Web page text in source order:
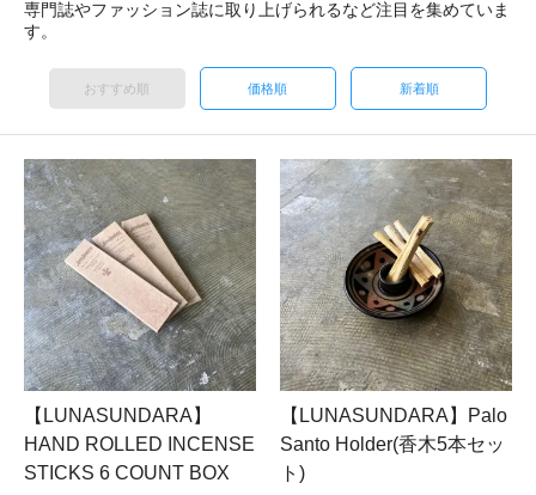
専門誌やファッション誌に取り上げられるなど注目を集めていま
す。
おすすめ順 価格順 新着順
【LUNASUNDARA】
HAND ROLLED INCENSE
STICKS 6 COUNT BOX
【LUNASUNDARA】Palo
Santo Holder(香木5本セッ
ト)